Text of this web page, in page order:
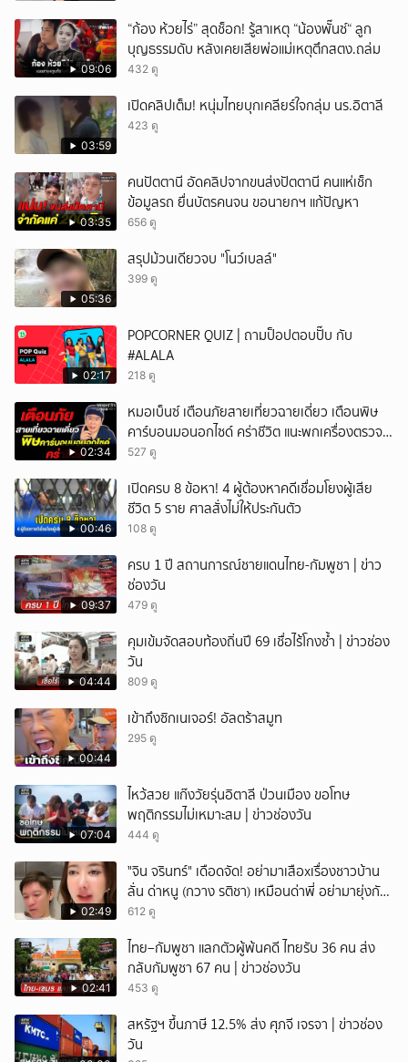
09:06
“ก้อง ห้วยไร่” สุดช็อก! รู้สาเหตุ “น้องพั๊นซ์“ ลูก
บุญธรรมดับ หลังเคยเสียพ่อแม่เหตุตึกสตง.ถล่ม
432 ดู
03:59
เปิดคลิปเต็ม! หนุ่มไทยบุกเคลียร์ใจกลุ่ม นร.อิตาลี
423 ดู
03:35
คนปัตตานี อัดคลิปจากขนส่งปัตตานี คนแห่เช็ก
ข้อมูลรถ ยื่นบัตรคนจน ขอนายกฯ แก้ปัญหา
656 ดู
05:36
สรุปม้วนเดียวจบ "โนว์เบลล์"
399 ดู
02:17
POPCORNER QUIZ | ถามป็อปตอบปั๊บ กับ
#ALALA
218 ดู
02:34
หมอเบ็นซ์ เตือนภัยสายเที่ยวฉายเดี่ยว เตือนพิษ
คาร์บอนมอนอกไซด์ คร่าชีวิต แนะพกเครื่องตรวจ
วัดติดตัว
527 ดู
00:46
เปิดครบ 8 ข้อหา! 4 ผู้ต้องหาคดีเชื่อมโยงผู้เสีย
ชีวิต 5 ราย ศาลสั่งไม่ให้ประกันตัว
108 ดู
09:37
ครบ 1 ปี สถานการณ์ชายแดนไทย-กัมพูชา | ข่าว
ช่องวัน
479 ดู
04:44
คุมเข้มจัดสอบท้องถิ่นปี 69 เชื่อไร้โกงซ้ำ | ข่าวช่อง
วัน
809 ดู
00:44
เข้าถึงซิกเนเจอร์! อัลตร้าสมูท
295 ดู
07:04
ไหว้สวย แก๊งวัยรุ่นอิตาลี ป่วนเมือง ขอโทษ
พฤติกรรมไม่เหมาะสม | ข่าวช่องวัน
444 ดู
02:49
ั่"จิน จรินทร์" เดือดจัด! อย่ามาเสือxเรื่องชาวบ้าน
ลั่น ด่าหนู (กวาง รติชา) เหมือนด่าพี่ อย่ามายุ่งกับ
คนของผม จบ!!!
612 ดู
02:41
ไทย–กัมพูชา แลกตัวผู้พ้นคดี ไทยรับ 36 คน ส่ง
กลับกัมพูชา 67 คน | ข่าวช่องวัน
453 ดู
สหรัฐฯ ขึ้นภาษี 12.5% ส่ง ศุภจี เจรจา | ข่าวช่อง
วัน